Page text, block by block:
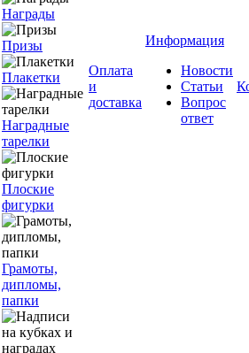
Награды
Призы
Плакетки
Наградные
тарелки
Плоские
фигурки
Грамоты,
дипломы,
папки
Оплата
и
доставка
Информация
Новости
Статьи
Вопрос
ответ